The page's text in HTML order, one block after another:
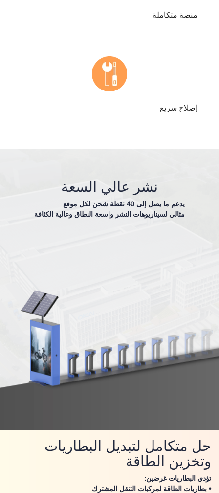
منصة متكاملة
إصلاح سريع
نشر عالي السعة
يدعم ما يصل إلى 40 نقطة شحن لكل موقع
مثالي لسيناريوهات النشر واسعة النطاق وعالية الكثافة
حل متكامل لتبديل البطاريات
وتخزين الطاقة
تؤدي البطاريات غرضين:
• بطاريات الطاقة لمركبات التنقل المشترك